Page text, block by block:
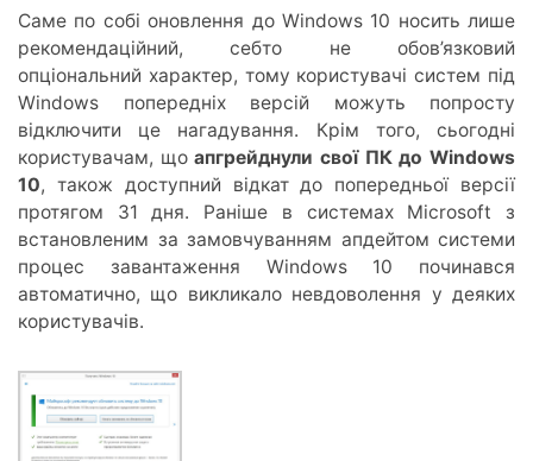
Саме по собі оновлення до Windows 10 носить лише
рекомендаційний, себто не обов’язковий
опціональний характер, тому користувачі систем під
Windows попередніх версій можуть попросту
відключити це нагадування. Крім того, сьогодні
користувачам, щоапгрейднули свої ПК до Windows
10, також доступний відкат до попередньої версії
протягом 31 дня. Раніше в системах Microsoft з
встановленим за замовчуванням апдейтом системи
процес завантаження Windows 10 починався
автоматично, що викликало невдоволення у деяких
користувачів.